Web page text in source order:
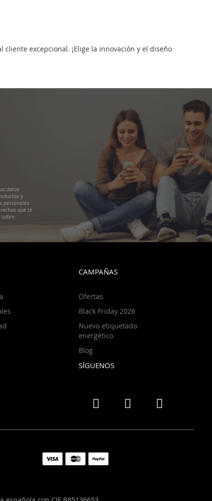
excepcional. ¡Elige la innovación y el diseño
datos
y
personales
que le
CAMPAÑAS
Ofertas
Black Friday 2026
Nuevo etiquetado
energético
Blog
SÍGUENOS